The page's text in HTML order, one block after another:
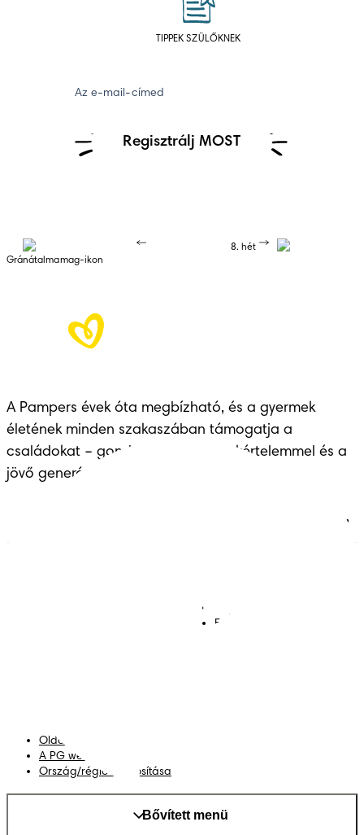
TIPPEK SZÜLŐKNEK
Az e-mail-címed
Regisztrálj MOST
Gránátalmamag-ikon
8. hét
A Pampers évek óta megbízható, és a gyermek
életének minden szakaszában támogatja a
családokat – gondoskodással, szakértelemmel és a
jövő generációinak átadott örökséggel.
Felhasználási feltételek
Oldaltérkép
A PG weboldala
Ország/régió módosítása
Bővített menü